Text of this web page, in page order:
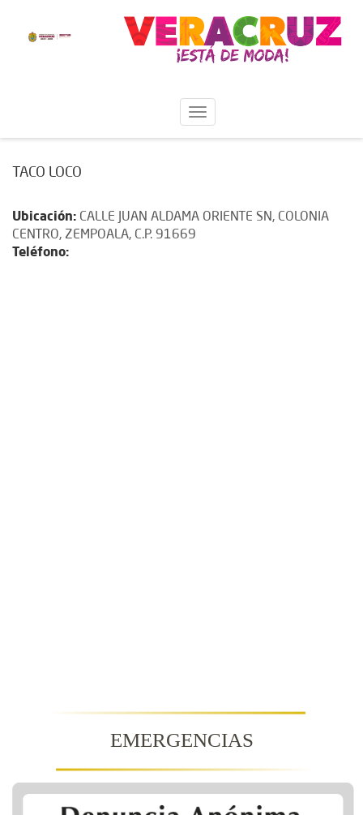
TACO LOCO
Ubicación: CALLE JUAN ALDAMA ORIENTE SN, COLONIA
CENTRO, ZEMPOALA, C.P. 91669
Teléfono:
EMERGENCIAS